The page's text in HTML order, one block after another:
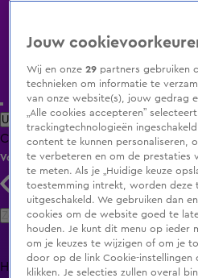
Uitzending Gemist Populaire programma's
ClipsFilmsRadioSmart TV inlog
Volg KIJK
Zoeken
HomeUitzending Gemist
Jouw
Wij en onze29 partners gebruiken
technieken om informatie te
van onze website(s), jouw gedrag
„Alle cookies accepteren”
trackingtechnologieën
content te kunnen personaliseren,
te verbeteren en om de prestaties
te meten. Als je „Huidige keuze
toestemming intrekt, worden deze
uitgeschakeld. We gebruiken dan
cookies om de website goed te
houden. Je kunt dit menu op ieder
om je keuzes te wijzigen of om je
door op de link Cookie-instellingen
klikken. Je selecties zullen overal